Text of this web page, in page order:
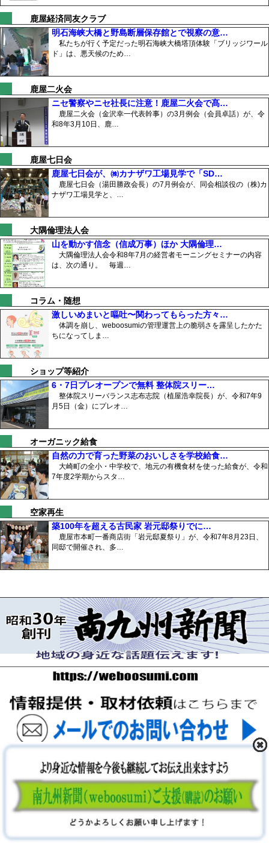
鹿屋経済同友クラブ
明石海峡大橋と野島断層保存館とで視察の意…
私たちが行く予定だった明石海峡大橋塔頂体験「ブリッジワール
ド」は、悪天候のため…
鹿屋二火会
ニセ警察やニセ社長に注意！鹿屋二火会で髙…
鹿屋二火会（金沢幸一代表幹事）の3月例会（会員卓話）が、令
和8年3月10日、鹿…
鹿屋七日会
鹿屋七日会が、㈱カナザワ工場見学で「SD…
鹿屋七日会（湯田勝政会長）の7月例会が、同会相談役の（株)カ
ナザワ工場見学と、…
大隅倫理法人会
山を動かす信念（信成万事）ほか 大隅倫理…
大隅倫理法人会令和8年7月の経営者モーニングセミナーの内容
は、次の通り。 毎週…
コラム・随想
激しいめまいと嘔吐〜関わってもらった方々…
体調を崩し、weboosumiの管理運営上の脆弱さを露呈したかた
ちになってしま…
ショップ等紹介
6・7日プレオープンで無料 整体院スリー…
整体院スリーバランス志布志院（植屋浩幸院長）が、令和7年9
月5日（金）にプレオ…
オーガニック給食
自然の力で育った野菜のおいしさを学校給食…
大崎町の全小・中学校で、地元の有機食材を使った給食が、令和
7年度2学期からスタ…
空家再生
築100年を超える古民家 岩元邸祭りでに…
鹿屋市本町一番商店街「岩元邸夏祭り」が、令和7年8月23日、
同邸で開催され、多…
〒893-0061 鹿児島県鹿屋市上谷町9-5-5 FAX 0994-42-
3547
Copyright (C) 2026 南九州新聞社. ALL Rights Reserved.